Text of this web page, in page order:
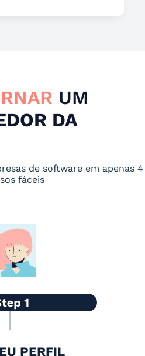
UM
DA
de software em apenas 4
fáceis
PERFIL